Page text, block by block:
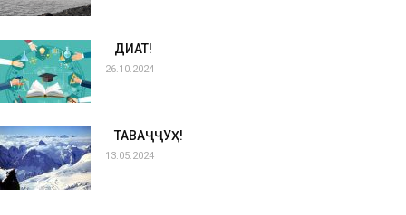
ДИҚҚАТ!
26.10.2024
ТАВАҶҶУҲ!
13.05.2024